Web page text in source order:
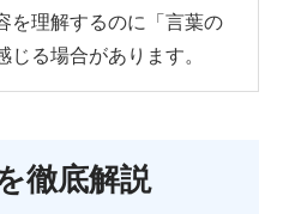
を理解するのに「言葉の
じる場合があります。
徹底解説